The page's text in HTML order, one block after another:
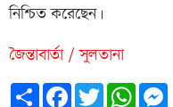
নিশ্চিত করেছেন।
জৈন্তাবার্তা / সুলতানা
Share FacebookTwitter